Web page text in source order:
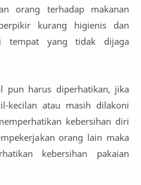
orang terhadap makanan
kurang higienis dan
tempat yang tidak dijaga
pun harus diperhatikan, jika
kecilan atau masih dilakoni
kebersihan diri
orang lain maka
kebersihan pakaian